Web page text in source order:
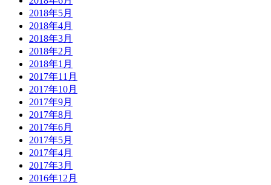
2018年5月
2018年4月
2018年3月
2018年2月
2018年1月
2017年11月
2017年10月
2017年9月
2017年8月
2017年6月
2017年5月
2017年4月
2017年3月
2016年12月